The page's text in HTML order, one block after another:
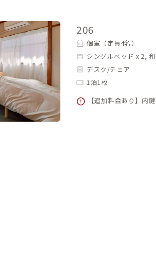
206
個室（定員4名）
シングルベッド x 2,
デスク/チェア
1泊1枚
【追加料金あり】内